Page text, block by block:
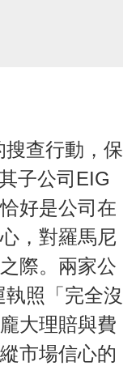
查行動，保
子公司EIG
好是公司在
，對羅馬尼
際。兩家公
照「完全沒
大理賠與費
市場信心的